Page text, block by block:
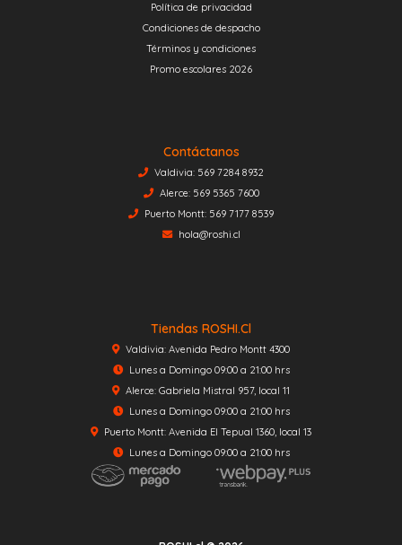
Política de privacidad
Condiciones de despacho
Términos y condiciones
Promo escolares 2026
Contáctanos
Valdivia: 569 7284 8932
Alerce: 569 5365 7600
Puerto Montt: 569 7177 8539
hola@roshi.cl
Tiendas ROSHI.cl
Valdivia: Avenida Pedro Montt 4300
Lunes a Domingo 09:00 a 21:00 hrs
Alerce: Gabriela Mistral 957, local 11
Lunes a Domingo 09:00 a 21:00 hrs
Puerto Montt: Avenida El Tepual 1360, local 13
Lunes a Domingo 09:00 a 21:00 hrs